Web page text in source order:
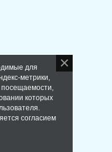
для
метрики,
которых
согласием